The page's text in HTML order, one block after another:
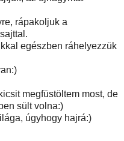
rápakoljuk a
egészben ráhelyezzük
megfüstöltem most, de
sült volna:)
úgyhogy hajrá:)